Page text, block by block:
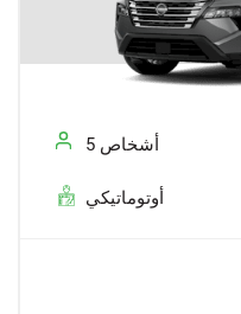
5 أشخاص
أوتوماتيكي